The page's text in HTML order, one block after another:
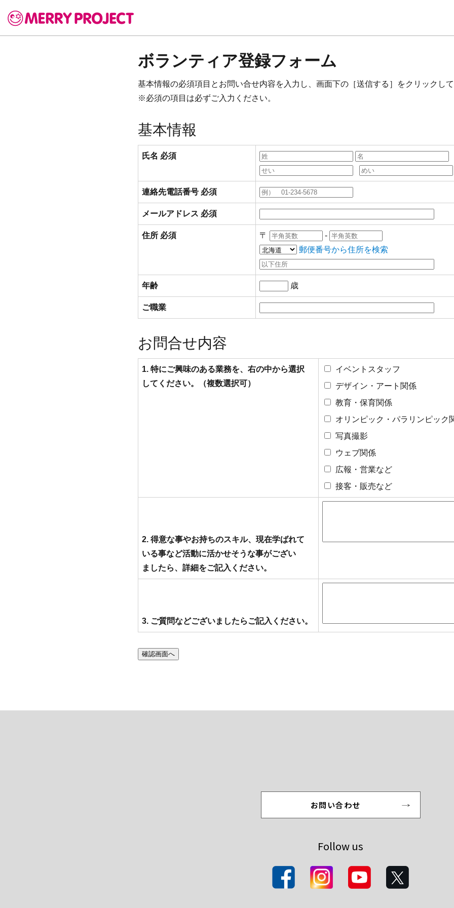
ボランティア登録フォーム
基本情報の必須項目とお問い合せ内容を入力し、画面下の［送信する］をクリックし
※必須の項目は必ずご入力ください。
基本情報
氏名 必須
連絡先電話番号 必須
メールアドレス 必須
住所 必須 〒
-
郵便番号から住所を検索
年齢 歳
ご職業
お問合せ内容
1. 特にご興味のある業務を、右の中から選択
してください。（複数選択可）
イベントスタッフ
デザイン・アート関係
教育・保育関係
オリンピック・パラリンピック
写真撮影
ウェブ関係
広報・営業など
接客・販売など
2. 得意な事やお持ちのスキル、現在学ばれて
いる事など活動に活かせそうな事がござい
ましたら、詳細をご記入ください。
3. ご質問などございましたらご記入ください。
お問い合わせ
Follow us